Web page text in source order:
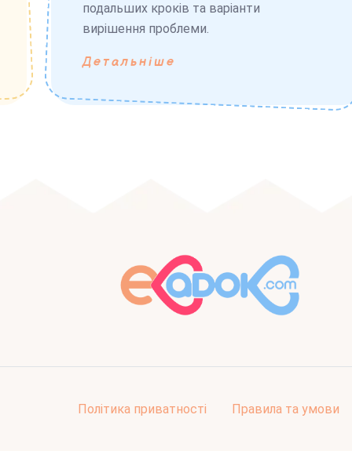
подальших кроків та варіанти
вирішення проблеми.
Детальніше
Політика приватності Правила та умови